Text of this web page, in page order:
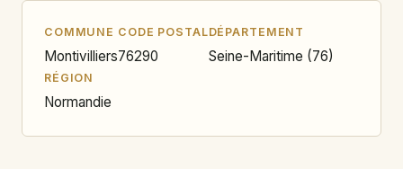
COMMUNE
Montivilliers
CODE POSTAL
76290
DÉPARTEMENT
Seine-Maritime (76)
RÉGION
Normandie